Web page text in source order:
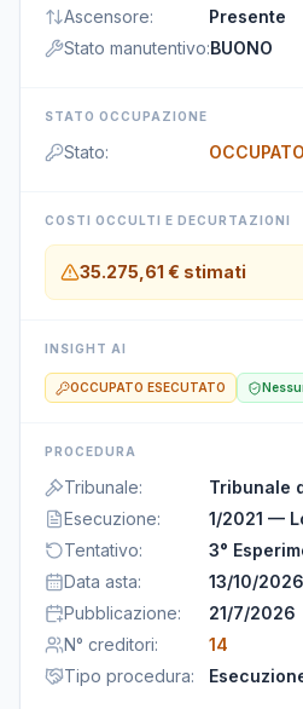
Ascensore:
Presente
Stato manutentivo:BUONO
STATO OCCUPAZIONE
Stato:
COSTI OCCULTI E DECURTAZIONI
35.275,61 € stimati
INSIGHT AI
OCCUPATO ESECUTATO
PROCEDURA
Tribunale:
Tribunale
Esecuzione:
1/2021 —
Tentativo:
3°
Data asta:
13/10/2026
Pubblicazione:
21/7/2026
N° creditori:
14
Tipo procedura: